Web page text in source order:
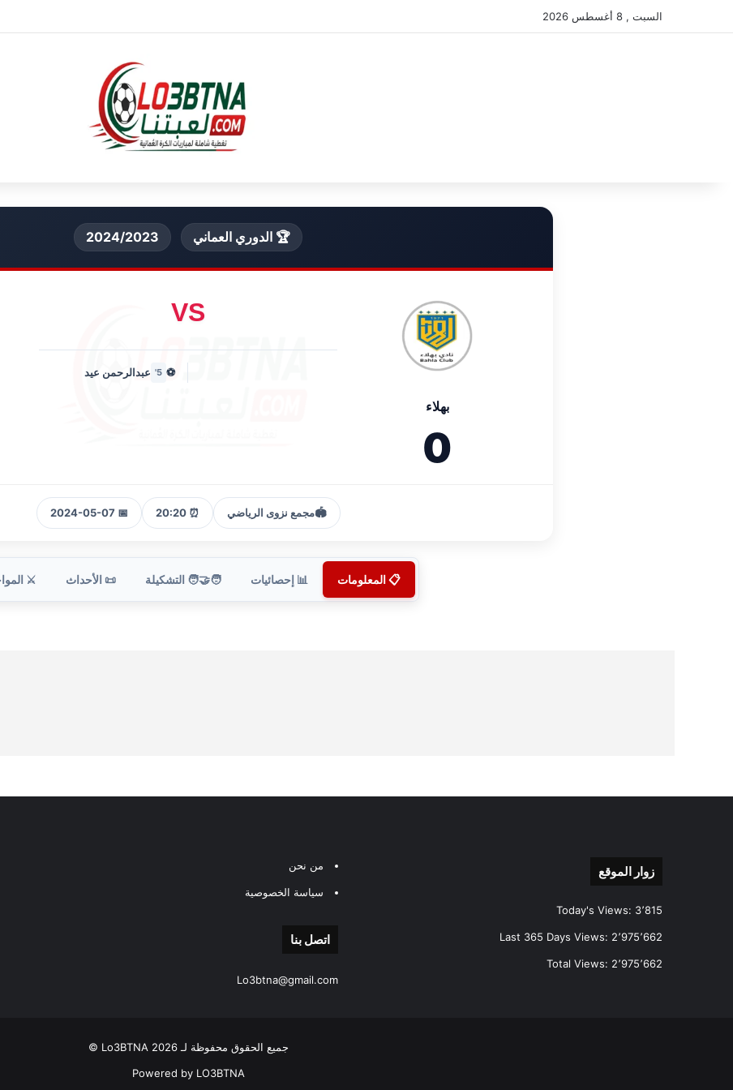
السبت , 8 أغسطس 2026
🏆 الدوري العماني 2024/2023
بهلاء
0
VS
⚽
5' عبدالرحمن عيد
🏟️مجمع نزوى الرياضي ⏰ 20:20
📅 2024-05-07
📋 المعلومات 📊 إحصائيات 🧑‍🤝‍🧑 التشكيلة 📜 الأحداث ⚔️
زوار الموقع
Today's Views: 3٬815
Last 365 Days Views: 2٬975٬662
Total Views: 2٬975٬662
من نحن
سياسة الخصوصية
اتصل بنا
Lo3btna@gmail.com
جميع الحقوق محفوظة لـ Lo3BTNA 2026 ©
Powered by LO3BTNA